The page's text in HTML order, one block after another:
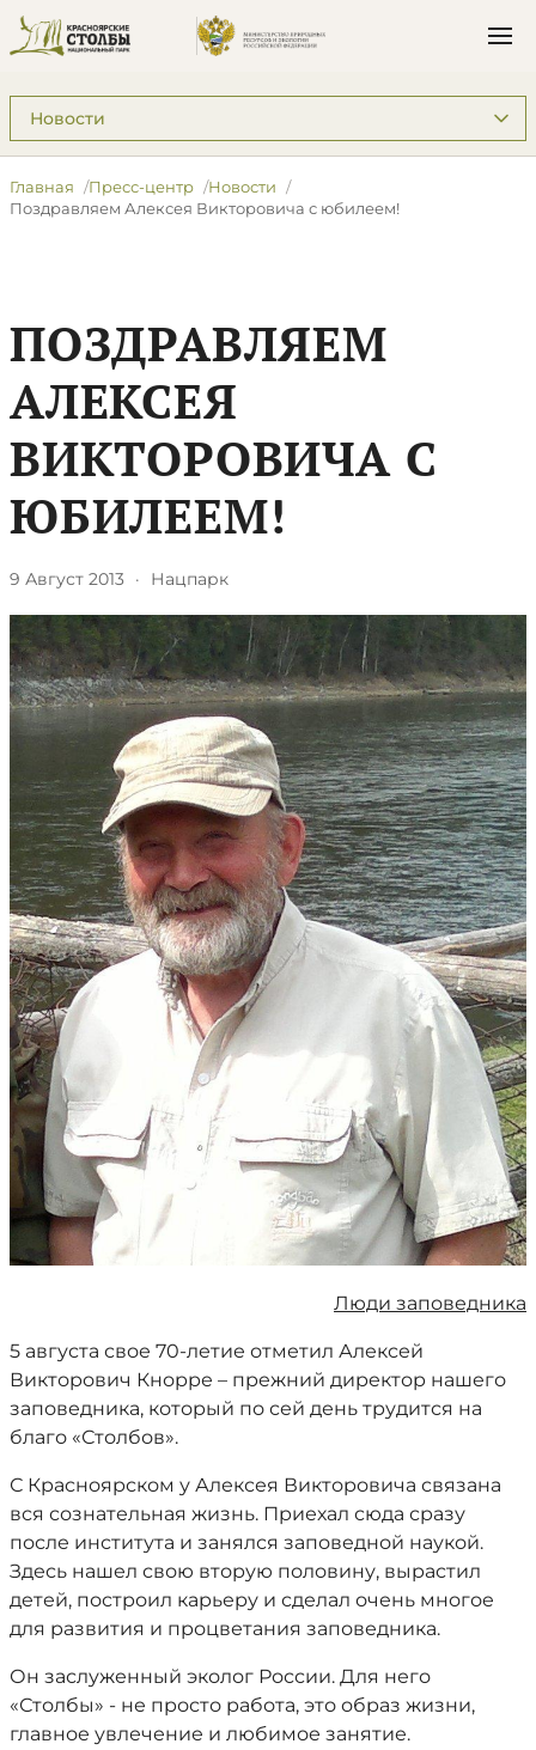
Подразделы: Пресс-центр
Главная Пресс-центр
Новости
Поздравляем Алексея Викторовича с юбилеем!
ПОЗДРАВЛЯЕМ
АЛЕКСЕЯ
ВИКТОРОВИЧА С
ЮБИЛЕЕМ!
9 Август 2013 · Нацпарк
Люди заповедника
5 августа свое 70-летие отметил Алексей
Викторович Кнорре – прежний директор нашего
заповедника, который по сей день трудится на
благо «Столбов».
С Красноярском у Алексея Викторовича связана
вся сознательная жизнь. Приехал сюда сразу
после института и занялся заповедной наукой.
Здесь нашел свою вторую половину, вырастил
детей, построил карьеру и сделал очень многое
для развития и процветания заповедника.
Он заслуженный эколог России. Для него
«Столбы» - не просто работа, это образ жизни,
главное увлечение и любимое занятие.